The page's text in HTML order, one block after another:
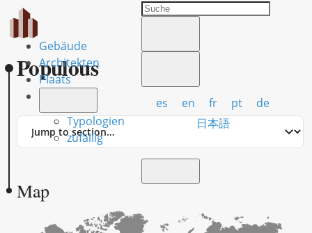
Gebäude
Architekten
Plaats
Typologien
zufällig
es en fr pt
de
日本語
Populous
Jump
Map